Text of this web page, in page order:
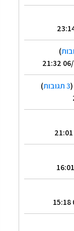
)
(3 תגובות
)